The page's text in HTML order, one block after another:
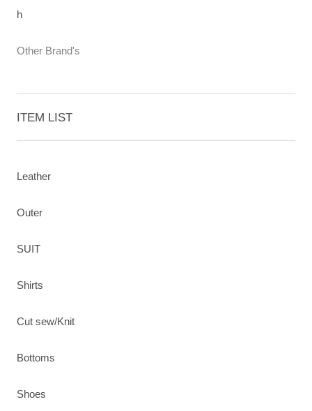
h
Other Brand's
ITEM LIST
Leather
Outer
SUIT
Shirts
Cut sew/Knit
Bottoms
Shoes